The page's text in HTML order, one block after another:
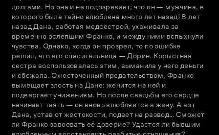
долгами. Но она и не подозревает, что он — мужчина, в
которого была тайно влюблена много лет назад! 8 лет
назад Дана, работая медсестрой, ухаживала за
временно ослепшим Франко, и между ними вспыхнули
чувства. Однако, когда он прозрел, то по ошибке
решил, что его спасительница — Дорин. Корыстная
сестра воспользовалась этим, выманила у него деньги
и сбежала. Ожесточенный предательством, Франко
вымещает злость на Дане: женится на ней и
подвергает унижениям. Но после свадьбы его сердце
начинает таять — он вновь влюбляется в жену. А вот
Дана, устав от жестокости, подает на развод… Сможет
ли Франко завоевать её доверие? Удастся ли бывшим